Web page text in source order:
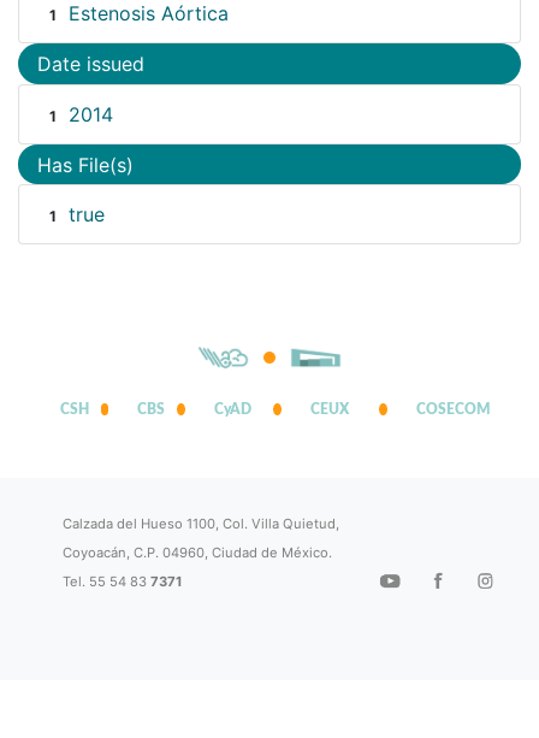
1 Estenosis Aórtica
Date issued
1 2014
Has File(s)
1 true
CSH CBS CyAD CEUX COSECOM
Calzada del Hueso 1100, Col. Villa Quietud,
Coyoacán, C.P. 04960, Ciudad de México.
Tel. 55 54 837371